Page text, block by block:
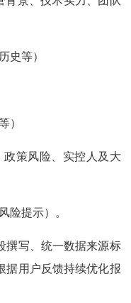
史等）
）
策风险、实控人及大
险提示）。
撰写、统一数据来源标
据用户反馈持续优化报